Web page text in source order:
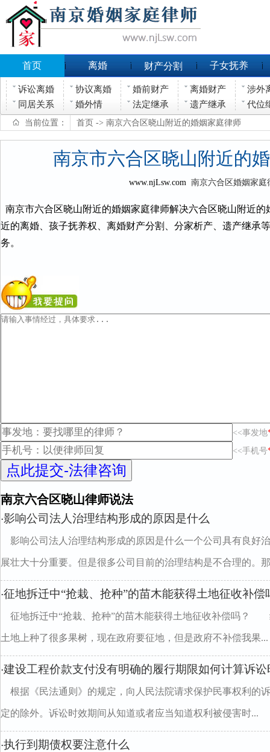
首页 离婚 财产分割 子女抚养
诉讼离婚 协议离婚 婚前财产 离婚财产
涉外
同居关系
婚外情 法定继承 遗产继承 代位
当前位置： 首页 -> 南京六合区晓山附近的婚姻家庭律师
南京市六合区晓山附近的
www.njLsw.com南京六合区婚姻家庭
南京市六合区晓山附近的婚姻家庭律师解决六合区晓山附近
近的离婚、孩子抚养权、离婚财产分割、分家析产、遗产继承
务。
<<事发地
<<手机号
南京六合区晓山律师说法
·影响公司法人治理结构形成的原因是什么
影响公司法人治理结构形成的原因是什么一个公司具有良好
展壮大十分重要。但是很多公司目前的治理结构是不合理的。
·征地拆迁中“抢栽、抢种”的苗木能获得土地征收补偿
征地拆迁中“抢栽、抢种”的苗木能获得土地征收补偿吗？
土地上种了很多果树，现在政府要征地，但是政府不补偿我果...
·建设工程价款支付没有明确的履行期限如何计算诉讼
根据《民法通则》的规定，向人民法院请求保护民事权利的
定的除外。诉讼时效期间从知道或者应当知道权利被侵害时...
·执行到期债权要注意什么